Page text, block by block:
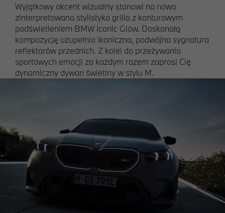
Wyjątkowy akcent wizualny stanowi na nowo
zinterpretowana stylistyka grilla z konturowym
podświetleniem BMW Iconic Glow. Doskonałą
kompozycję uzupełnia ikoniczna, podwójna sygnatura
reflektorów przednich. Z kolei do przeżywania
sportowych emocji za każdym razem zaprosi Cię
dynamiczny dywan świetlny w stylu M.